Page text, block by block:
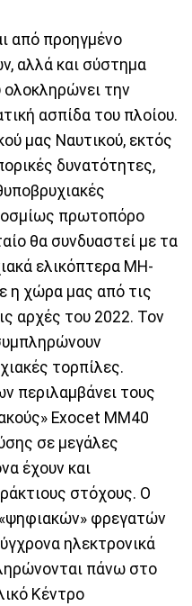
από προηγμένο
αλλά και σύστημα
την
ασπίδα του πλοίου.
μας Ναυτικού, εκτός
δυνατότητες,
πρωτοπόρο
θα συνδυαστεί με τα
ελικόπτερα MH-
η χώρα μας από τις
αρχές του 2022. Τον
τορπίλες.
περιλαμβάνει τους
Exocet MM40
σε μεγάλες
έχουν και
στόχους. Ο
φρεγατών
ηλεκτρονικά
πάνω στο
Κέντρο